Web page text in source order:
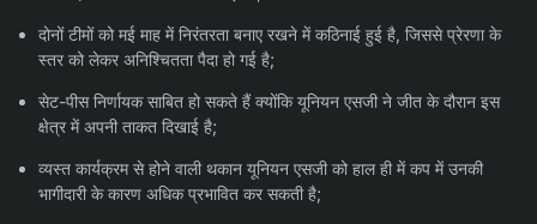
दोनों टीमों को मई माह में निरंतरता बनाए रखने में कठिनाई हुई है, जिससे प्रेरणा के
स्तर को लेकर अनिश्चितता पैदा हो गई है;
सेट-पीस निर्णायक साबित हो सकते हैं क्योंकि यूनियन एसजी ने जीत के दौरान इस
क्षेत्र में अपनी ताकत दिखाई है;
व्यस्त कार्यक्रम से होने वाली थकान यूनियन एसजी को हाल ही में कप में उनकी
भागीदारी के कारण अधिक प्रभावित कर सकती है;